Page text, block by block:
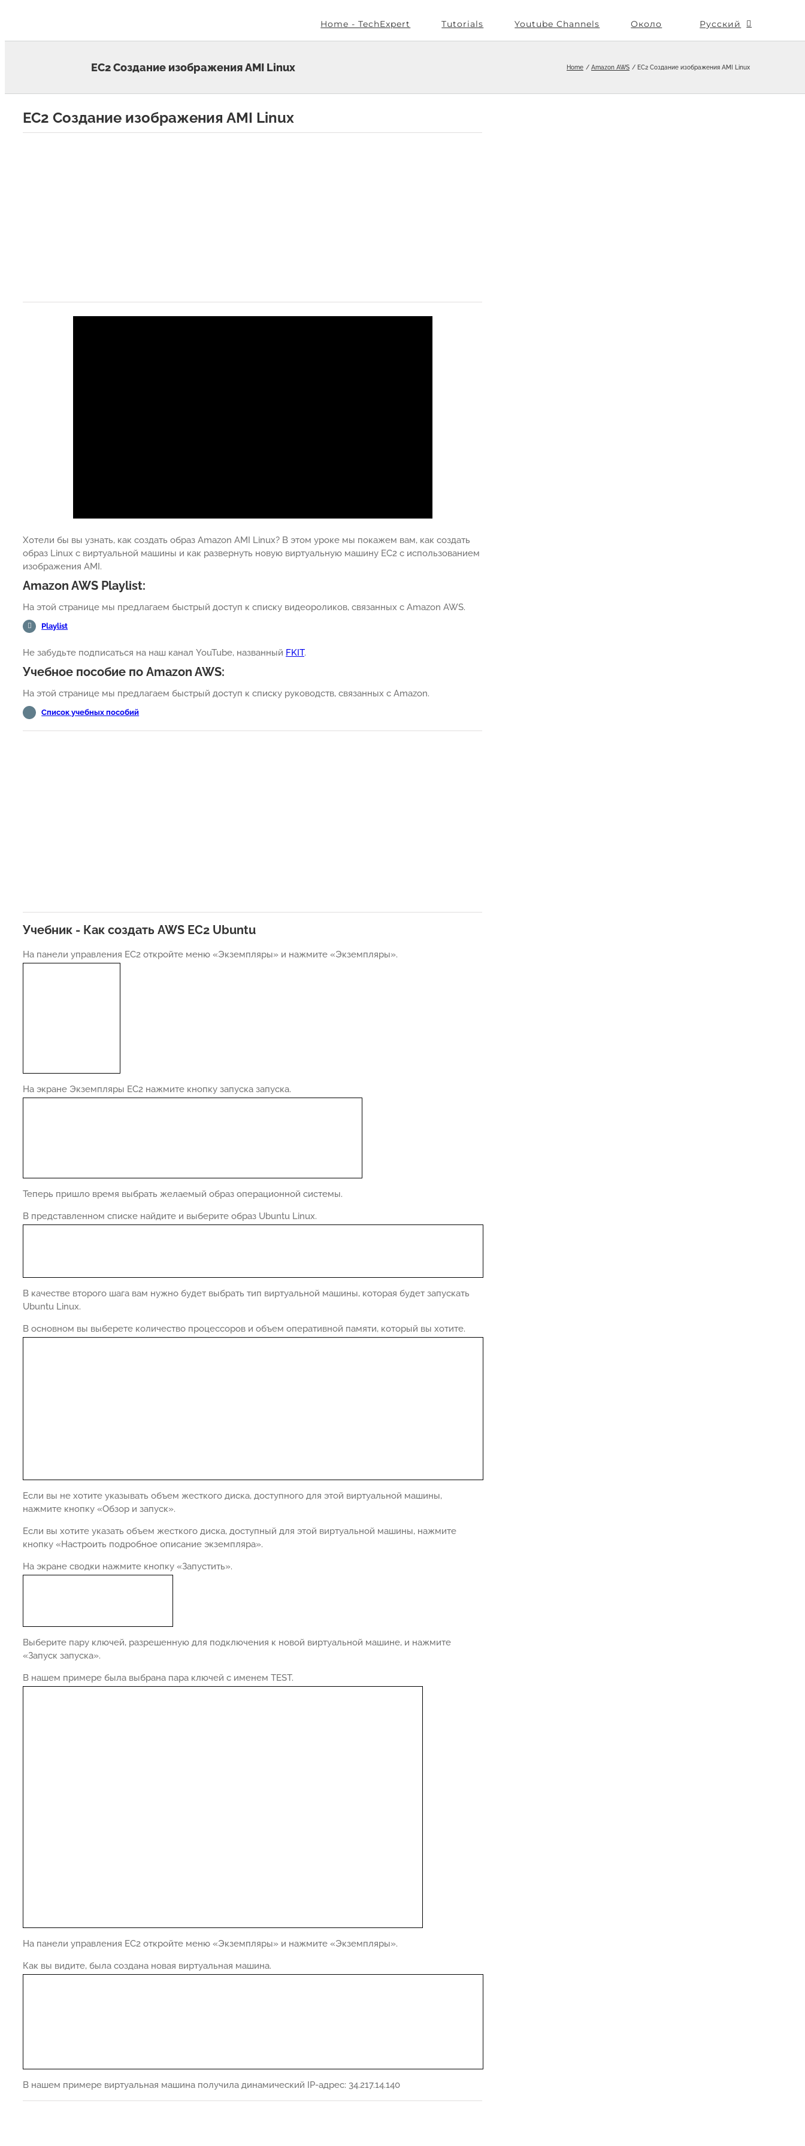
Home - TechExpert Tutorials Youtube Channels Около Русский
EC2 Создание изображения AMI Linux Home Amazon AWS EC2 Создание изображения AMI Linux
EC2 Создание изображения AMI Linux
Хотели бы вы узнать, как создать образ Amazon AMI Linux? В этом уроке мы покажем вам, как создать
образ Linux с виртуальной машины и как развернуть новую виртуальную машину EC2 с использованием
изображения AMI.
Amazon AWS Playlist:
На этой странице мы предлагаем быстрый доступ к списку видеороликов, связанных с Amazon AWS.
Playlist
Не забудьте подписаться на наш канал YouTube, названный FKIT.
Учебное пособие по Amazon AWS:
На этой странице мы предлагаем быстрый доступ к списку руководств, связанных с Amazon.
Список учебных пособий
Учебник - Как создать AWS EC2 Ubuntu
На панели управления EC2 откройте меню «Экземпляры» и нажмите «Экземпляры».
На экране Экземпляры EC2 нажмите кнопку запуска запуска.
Теперь пришло время выбрать желаемый образ операционной системы.
В представленном списке найдите и выберите образ Ubuntu Linux.
В качестве второго шага вам нужно будет выбрать тип виртуальной машины, которая будет запускать
Ubuntu Linux.
В основном вы выберете количество процессоров и объем оперативной памяти, который вы хотите.
Если вы не хотите указывать объем жесткого диска, доступного для этой виртуальной машины,
нажмите кнопку «Обзор и запуск».
Если вы хотите указать объем жесткого диска, доступный для этой виртуальной машины, нажмите
кнопку «Настроить подробное описание экземпляра».
На экране сводки нажмите кнопку «Запустить».
Выберите пару ключей, разрешенную для подключения к новой виртуальной машине, и нажмите
«Запуск запуска».
В нашем примере была выбрана пара ключей с именем TEST.
На панели управления EC2 откройте меню «Экземпляры» и нажмите «Экземпляры».
Как вы видите, была создана новая виртуальная машина.
В нашем примере виртуальная машина получила динамический IP-адрес: 34.217.14.140